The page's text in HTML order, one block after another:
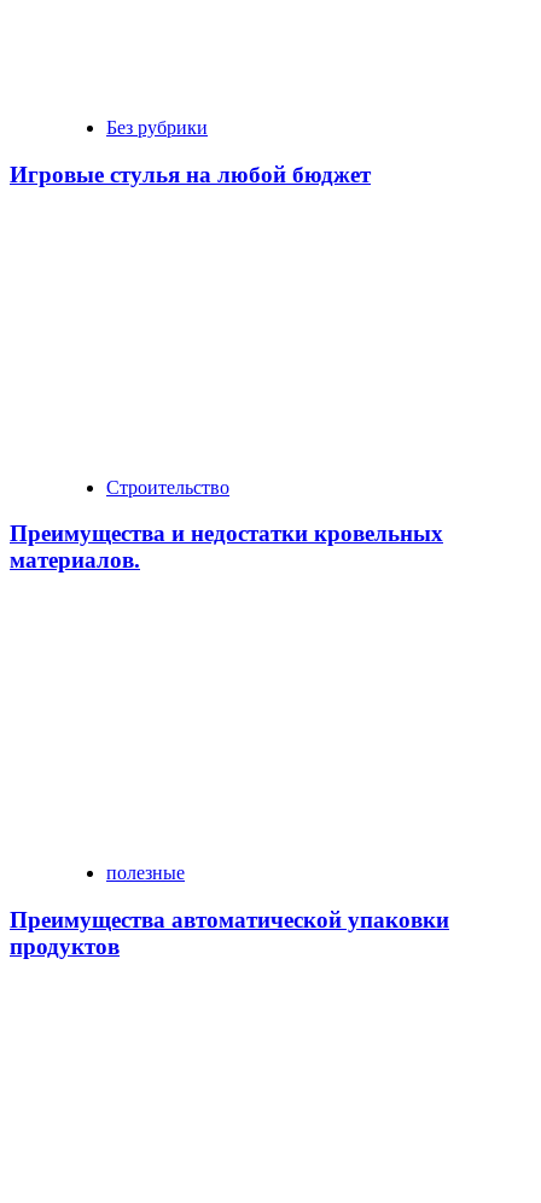
Без рубрики
Игровые стулья на любой бюджет
Строительство
Преимущества и недостатки кровельных
материалов.
полезные
Преимущества автоматической упаковки
продуктов